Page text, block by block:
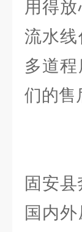
用得
流水
多道
们的售
固安
国内